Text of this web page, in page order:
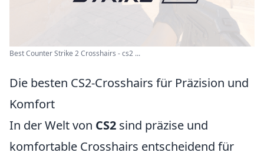
Best Counter Strike 2 Crosshairs - cs2 ...
Die besten CS2-Crosshairs für Präzision und
Komfort
In der Welt von CS2 sind präzise und
komfortable Crosshairs entscheidend für